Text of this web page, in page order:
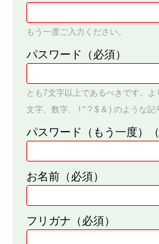
もう一度ご入力ください。
パスワード （必須）
とも7文字以上であるべきです。
文字、数字、 ! " ? $ & ) のような記
パスワード（もう一度）
お名前（必須）
フリガナ （必須）